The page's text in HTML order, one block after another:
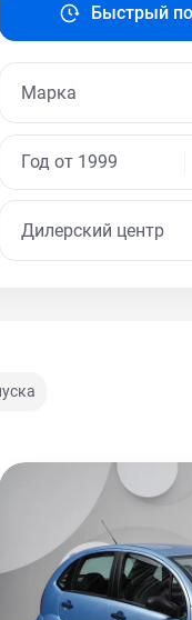
Быстрый
Дилерский центр